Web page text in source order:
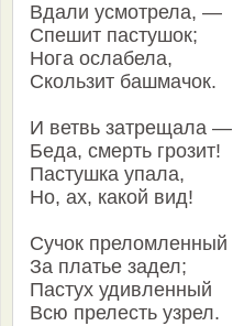
Вдали усмотрела, —
Спешит пастушок;
Нога ослабела,
Скользит башмачок.
И ветвь затрещала —
Беда, смерть грозит!
Пастушка упала,
Но, ах, какой вид!
Сучок преломленный
За платье задел;
Пастух удивленный
Всю прелесть узрел.